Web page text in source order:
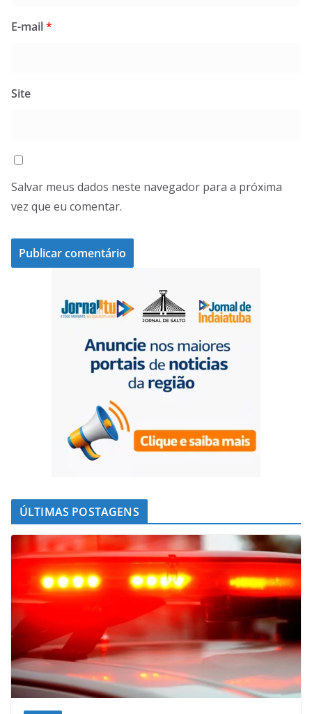
E-mail*
Site
Salvar meus dados neste navegador para a próxima
vez que eu comentar.
ÚLTIMAS POSTAGENS